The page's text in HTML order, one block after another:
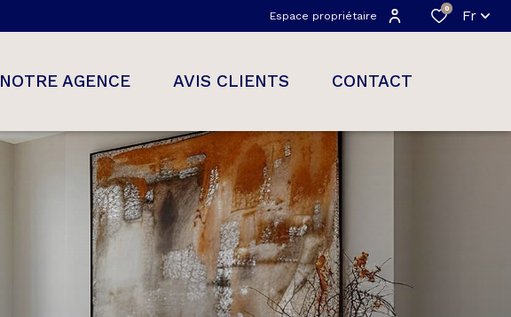
Espace propriétaire
0 Fr
NOTRE AGENCE AVIS CLIENTS CONTACT